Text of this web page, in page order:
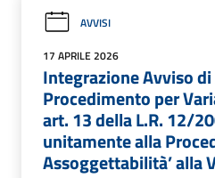
AVVISI
17 APRILE 2026
Integrazione Avviso
Procedimento per
art. 13 della L.R. 12/
unitamente alla
Assoggettabilità’ alla